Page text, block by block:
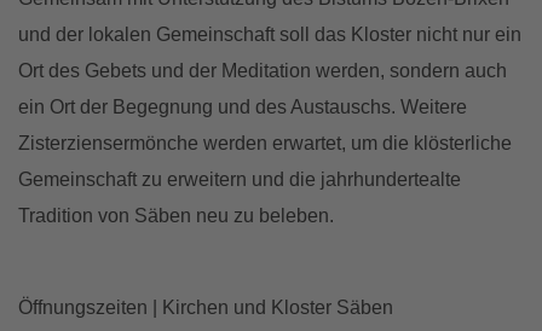
und der lokalen Gemeinschaft soll das Kloster nicht nur ein
Ort des Gebets und der Meditation werden, sondern auch
ein Ort der Begegnung und des Austauschs. Weitere
Zisterziensermönche werden erwartet, um die klösterliche
Gemeinschaft zu erweitern und die jahrhundertealte
Tradition von Säben neu zu beleben.
Öffnungszeiten | Kirchen und Kloster Säben